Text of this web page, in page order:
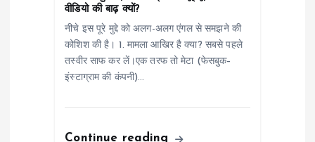
वीडियो की बाढ़ क्यों?
नीचे इस पूरे मुद्दे को अलग-अलग एंगल से समझने की
कोशिश की है। 1. मामला आखिर है क्या? सबसे पहले
तस्वीर साफ कर लें।एक तरफ तो मेटा (फेसबुक–
इंस्टाग्राम की कंपनी)…
Continue reading